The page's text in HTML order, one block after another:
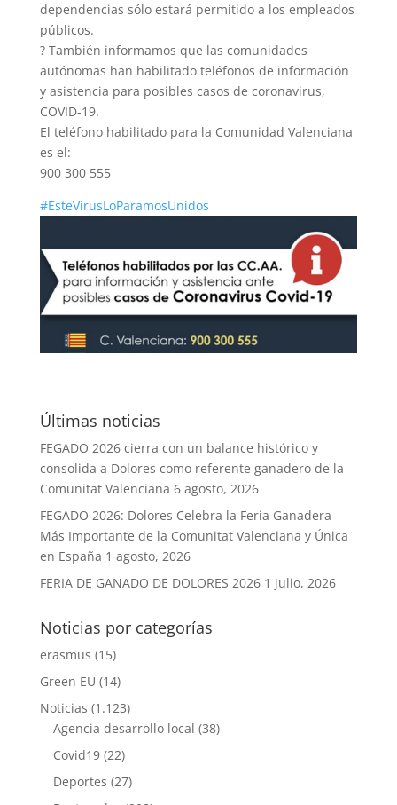
dependencias sólo estará permitido a los empleados
públicos.
?También informamos que las comunidades
autónomas han habilitado teléfonos de información
y asistencia para posibles casos de coronavirus,
COVID-19.
El teléfono habilitado para la Comunidad Valenciana
es el:
900 300 555
#EsteVirusLoParamosUnidos
Últimas noticias
FEGADO 2026 cierra con un balance histórico y
consolida a Dolores como referente ganadero de la
Comunitat Valenciana 6 agosto, 2026
FEGADO 2026: Dolores Celebra la Feria Ganadera
Más Importante de la Comunitat Valenciana y Única
en España 1 agosto, 2026
FERIA DE GANADO DE DOLORES 2026 1 julio, 2026
Noticias por categorías
erasmus (15)
Green EU (14)
Noticias (1.123)
Agencia desarrollo local (38)
Covid19(22)
Deportes (27)